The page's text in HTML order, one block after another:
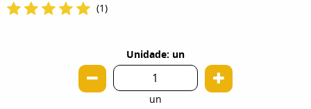
(1)
Unidade: un
un